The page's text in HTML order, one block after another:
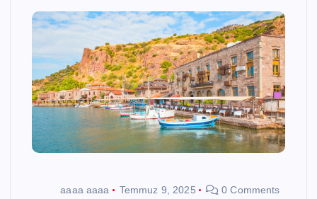
aaaa aaaa Temmuz 9, 2025 0 Comments